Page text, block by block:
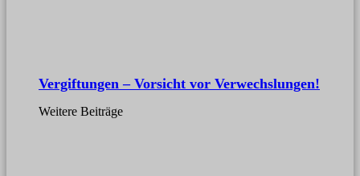
Vergiftungen – Vorsicht vor Verwechslungen!
Weitere Beiträge